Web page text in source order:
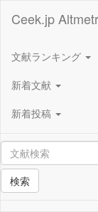
Ceek.jp
文献ランキング
新着文献
新着投稿
検索